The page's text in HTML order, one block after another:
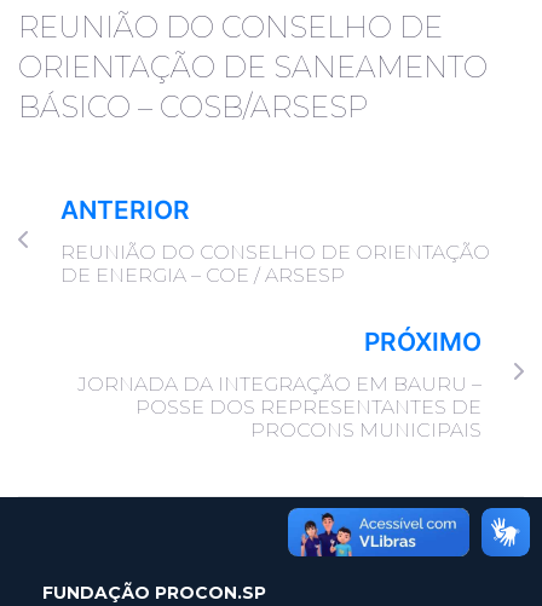
REUNIÃO DO CONSELHO DE
ORIENTAÇÃO DE SANEAMENTO
BÁSICO – COSB/ARSESP
ANTERIOR
REUNIÃO DO CONSELHO DE ORIENTAÇÃO
DE ENERGIA – COE / ARSESP
PRÓXIMO
JORNADA DA INTEGRAÇÃO EM BAURU –
POSSE DOS REPRESENTANTES DE
PROCONS MUNICIPAIS
FUNDAÇÃO PROCON.SP